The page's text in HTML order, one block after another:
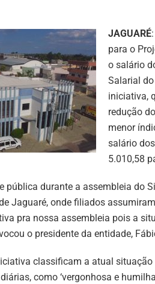
JAGUARÉ
para o
o salário
Salarial
iniciativa,
redução
menor
salário
5.010,58
pública durante a assembleia do
Jaguaré, onde filiados
pra nossa assembleia pois a
o presidente da entidade,
classificam a atual
como ‘vergonhosa e